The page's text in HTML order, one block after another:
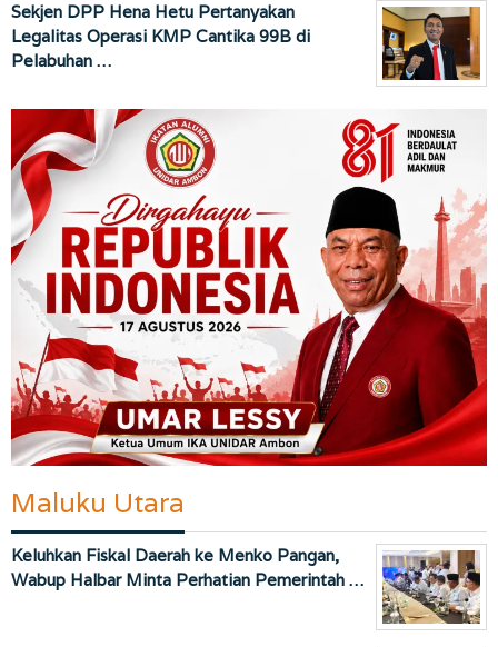
Sekjen DPP Hena Hetu Pertanyakan
Legalitas Operasi KMP Cantika 99B di
Pelabuhan …
Maluku Utara
Keluhkan Fiskal Daerah ke Menko Pangan,
Wabup Halbar Minta Perhatian Pemerintah …